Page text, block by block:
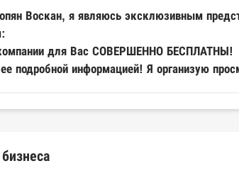
Воскан, я являюсь эксклюзивным
для Вас СОВЕРШЕННО БЕСПЛАТНЫ!
подробной информацией! Я организую